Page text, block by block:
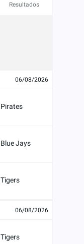
Resultados
06/08/2026
Pirates
Blue Jays
Tigers
06/08/2026
Tigers